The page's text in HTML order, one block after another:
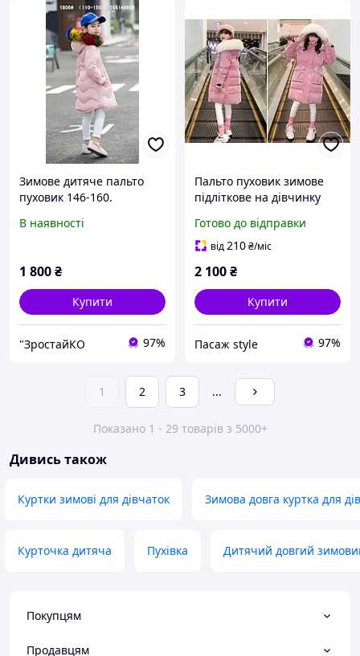
Зимове дитяче пальто
пуховик 146-160.
В наявності
1 800₴
Купити
"ЗростайКО 97%
Пальто пуховик зимове
підліткове на дівчинку
Готово до відправки
від210₴/міс
2 100₴
Купити
Пасаж style 97%
1 2 3 ...
Показано 1 - 29 товарів з 5000+
Дивись також
Куртки зимові для дівчаток Зимова довга куртка для
Курточка дитяча Пухівка Дитячий довгий
Покупцям
Продавцям